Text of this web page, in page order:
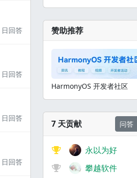
回答
回答
回答
回答
赞助推荐
HarmonyOS 开发者社区
7 天贡献 问答
永以为好
攀越软件